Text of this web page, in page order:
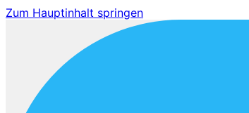
Zum Hauptinhalt springen